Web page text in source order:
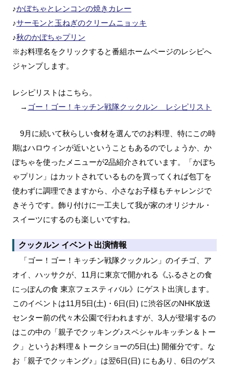
♪かぼちゃとレンコンの焼きカレー
♪サーモンと玉ねぎのクリームニョッキ
♪秋のかぼちゃプリン
※お料理名をクリックすると番組ホームページのレシピへ
ジャンプします。
レシピリストはこちら。
→ ゴー！ゴー！キッチン戦隊クックルン レシピリスト
9月に続いて秋らしい食材を選んでのお料理、特にこの時
期はハロウィンが近いということもあるのでしょうか、か
ぼちゃを使ったメニューが2品紹介されています。「かぼち
ゃプリン」はカットされているものを買ってくれば包丁を
使わずに調理できますから、小さなお子様もチャレンジで
きそうです。飾り付けに一工夫して我が家のオリジナル・
スイーツにするのも楽しいですね。
クックルン イベント出演情報
「ゴー！ゴー！キッチン戦隊クックルン」のイチゴ、ア
オイ、ハッサクが、11月に東京で開かれる《ふるさとの食
にっぽんの食 東京フェスティバル》にゲスト出演します。
このイベントは11月5日(土)・6日(日) に渋谷区のNHK放送
センター前の代々木公園で行われますが、3人が登場するの
はこの中の「親子でクッキング♪スペシャルキッチン＆トー
ク」というお料理＆トークショーの5日(土) 開催分です。な
お「親子でクッキング♪」は翌6日(日) にもあり、6日のゲス